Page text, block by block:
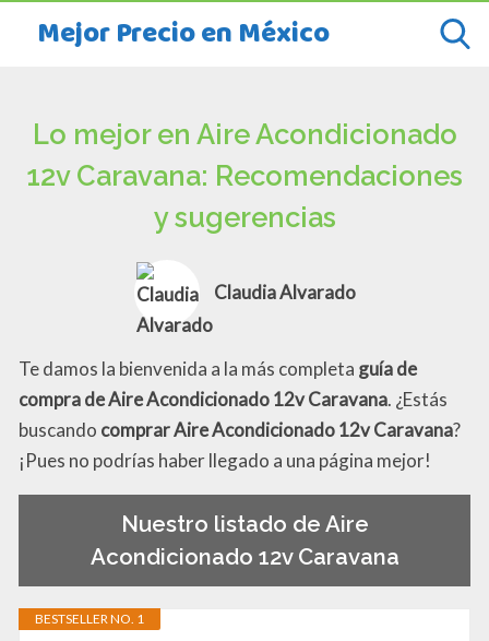
Mejor Precio en México
Lo mejor en Aire Acondicionado
12v Caravana: Recomendaciones
y sugerencias
Claudia Alvarado
Te damos la bienvenida a la más completa guía de
compra de Aire Acondicionado 12v Caravana. ¿Estás
buscando comprar Aire Acondicionado 12v Caravana?
¡Pues no podrías haber llegado a una página mejor!
Nuestro listado de Aire
Acondicionado 12v Caravana
BESTSELLER NO. 1